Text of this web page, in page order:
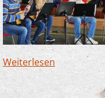
Weiterlesen über Neu